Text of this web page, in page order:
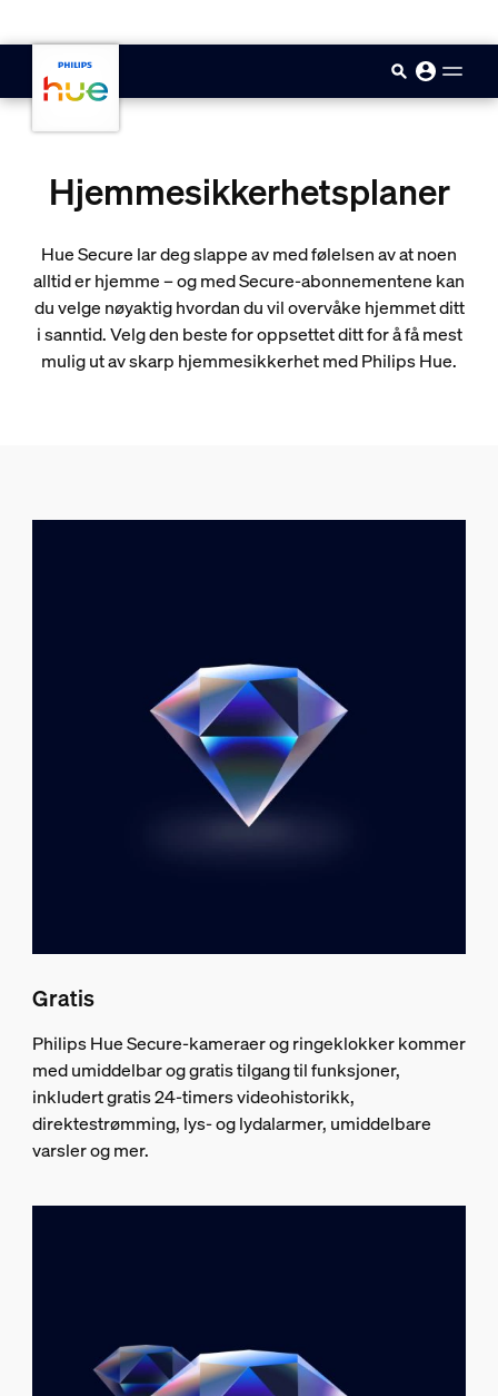
Hjemmesikkerhetsplaner
Hue Secure lar deg slappe av med følelsen av at noen
alltid er hjemme – og med Secure-abonnementene kan
du velge nøyaktig hvordan du vil overvåke hjemmet ditt
i sanntid. Velg den beste for oppsettet ditt for å få mest
mulig ut av skarp hjemmesikkerhet med Philips Hue.
Gratis
Philips Hue Secure-kameraer og ringeklokker kommer
med umiddelbar og gratis tilgang til funksjoner,
inkludert gratis 24-timers videohistorikk,
direktestrømming, lys- og lydalarmer, umiddelbare
varsler og mer.